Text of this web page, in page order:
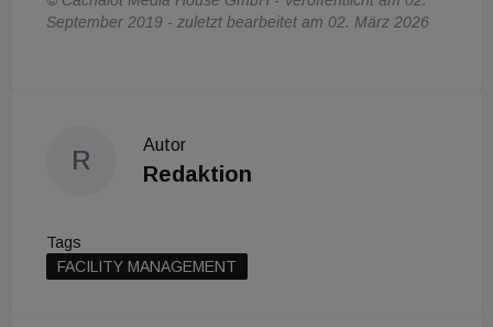
September 2019 - zuletzt bearbeitet am 02. März 2026
R
Autor
Redaktion
Tags
FACILITY MANAGEMENT